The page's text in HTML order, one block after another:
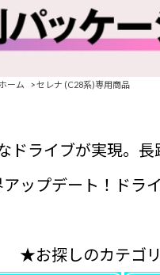
ホーム >セレナ (C28系)専用商品
ドライブが実現。
ップデート！ドラ
★お探しのカテ